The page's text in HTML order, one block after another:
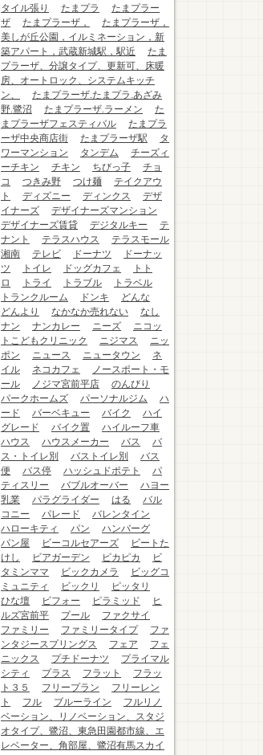
タイル張り
たまプラ
たまプラー
ザ
たまプラーザ，
たまプラーザ，
美しが丘公園，イルミネーション，新
築アパート，武蔵新城駅，駅近
たま
プラーザ、分譲タイプ、更新可、床暖
房、オートロック、システムキッチ
ン、
たまプラーザ.たまプラ.あざみ
野.鷺沼
たまプラーザ.ラーメン
た
まプラーザフェスティバル
たまプラ
ーザ中央商店街
たまプラーザ駅
タ
ワーマンション
タンデム
チーズィ
ーチキン
チキン ちびっ子
チョ
コ
つきみ野 つけ麺
テイクアウ
ト
ディズニー ディンクス
デザ
イナーズ
デザイナーズマンション
デザイナーズ賃貸
デジタルキー
テ
ナント
テラスハウス
テラスモール
湘南
テレビ ドーナツ
ドーナッ
ツ
トイレ ドッグカフェ
トト
ロ
トライ トラブル
トラベル
トランクルーム
ドンキ
どんな
どんより
なかなか売れない
なし
ナン
ナンカレー ニーズ
ニコッ
トこどもクリニック
ニジマス
ニッ
ポン
ニュース ニュータウン
ネ
イル
ネコカフェ
ノースポート・モ
ール
ノジマ宮前平店
のんびり
パークホームズ
パーソナルジム
ハ
ード
バーベキュー バイク
ハイ
グレード
バイク置
ハイルーフ車
ハウス
ハウスメーカー バス
バ
ス・トイレ別
バストイレ別
バス
便
バス停 ハッシュドポテト
パ
ティスリー
バブルオーバー
ハヨー
乳業
パラグライダー はる
バル
コニー
パレード
バレンタイン
ハローキティ
パン
ハンバーグ
パン屋
ビーコルセアーズ
ビートた
けし
ビアガーデン ピカピカ
ビ
タミンママ
ビックカメラ
ビッグコ
ミュニティ
ビックリ
ピッタリ
ひな壇
ビフォー ピラミッド
ヒ
ルズ宮前平
プール
ファクサイ
ファミリー
ファミリータイプ
ファ
ンタジースプリングス
フェア
フェ
ニックス
プチドーナツ
プライマル
シティ
プラス フラット
フラッ
ト３５
フリープラン
フリーレン
ト
フル ブルーライン
フルリノ
ベーション、リノベーション、スタジ
オタイプ、鷺沼、東急田園都市線、エ
レベーター、角部屋、鷺沼有馬スカイ